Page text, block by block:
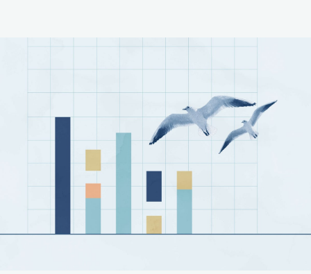
forsenduákvæði kjarasamninga í næsta